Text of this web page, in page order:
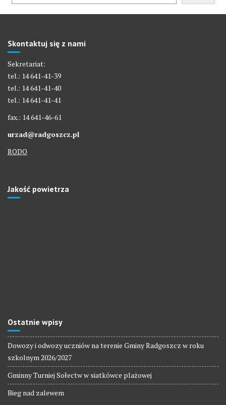
Skontaktuj się z nami
Sekretariat:
tel.: 14 641-41-39
tel.: 14 641-41-40
tel.: 14 641-41-41
fax.: 14 641-46-61
urzad@radgoszcz.pl
RODO
Jakość powietrza
Ostatnie wpisy
Dowozy i odwozy uczniów na terenie Gminy Radgoszcz w roku
szkolnym 2026/2027
Gminny Turniej Sołectw w siatkówce plażowej
Bieg nad zalewem